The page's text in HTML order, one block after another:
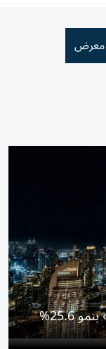
معرض
11.14 مليار درهم أرباح «إعمار العقارية» بنمو 25.6%